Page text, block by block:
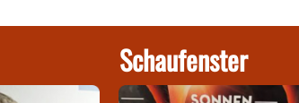
Schaufenster